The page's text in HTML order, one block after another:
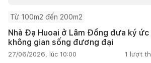
Từ 100m2 đến 200m2
Nhà Đạ Huoai ở Lâm Đồng đưa ký
không gian sống đương đại
27/06/2026, lúc 10:00 1 lượt